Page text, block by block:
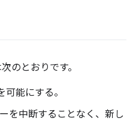
のとおりです。
能にする。
を中断することなく、新し